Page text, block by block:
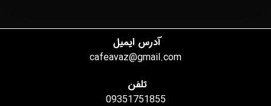
آدرس ایمیل
cafeavaz@gmail.com
تلفن
09351751855